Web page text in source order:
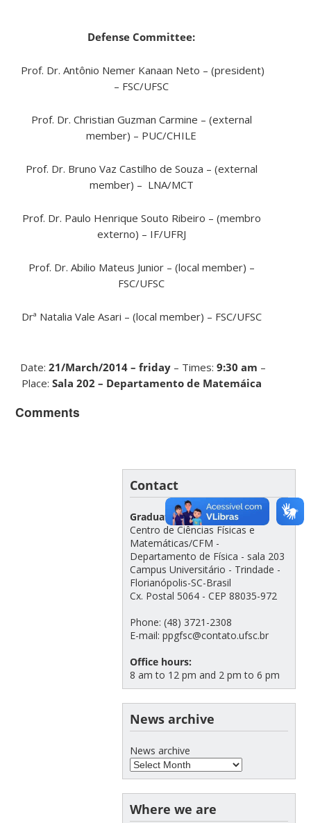
Defense Committee:
Prof. Dr. Antônio Nemer Kanaan Neto – (president)
– FSC/UFSC
Prof. Dr. Christian Guzman Carmine – (external
member) – PUC/CHILE
Prof. Dr. Bruno Vaz Castilho de Souza – (external
member) – LNA/MCT
Prof. Dr. Paulo Henrique Souto Ribeiro – (membro
externo) – IF/UFRJ
Prof. Dr. Abilio Mateus Junior – (local member) –
FSC/UFSC
Drª Natalia Vale Asari – (local member) – FSC/UFSC
Date: 21/March/2014 – friday– Times: 9:30 am –
Place: Sala 202 – Departamento de Matemáica
Comments
Contact
Graduate Program in Physics
Centro de Ciências Físicas e
Matemáticas/CFM -
Departamento de Física - sala 203
Campus Universitário - Trindade -
Florianópolis-SC-Brasil
Cx. Postal 5064 - CEP 88035-972
Phone: (48) 3721-2308
E-mail: ppgfsc@contato.ufsc.br
Office hours:
8 am to 12 pm and 2 pm to 6 pm
News archive
News archive
Where we are